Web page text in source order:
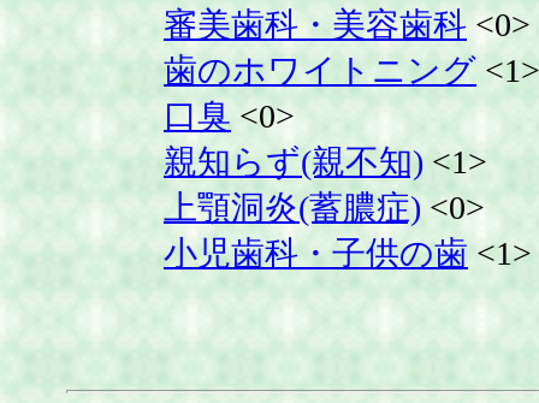
審美歯科・美容歯科<0>
歯のホワイトニング <1>
口臭 <0>
親知らず(親不知) <1>
上顎洞炎(蓄膿症) <0>
小児歯科・子供の歯 <1>